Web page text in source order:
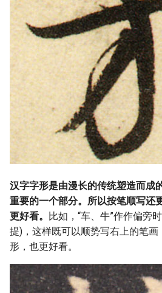
汉字字形是由漫长的传统塑造而成
重要的一个部分。所以按笔顺写还
更好看。
比如，“车、牛”作作偏旁
提)，这样既可以顺势写右上的笔
形，也更好看。